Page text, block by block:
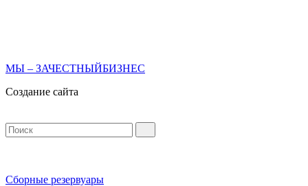
МЫ – ЗАЧЕСТНЫЙБИЗНЕС
Создание сайта
Сборные резервуары